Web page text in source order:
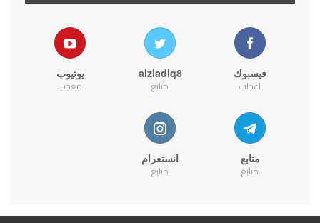
فيسبوك
اعجاب
alziadiq8
متابع
يوتيوب
معجب
متابع
متابع
انستغرام
متابع